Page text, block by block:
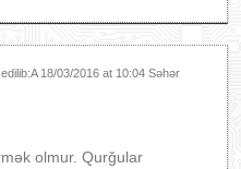
18/03/2016 at 10:04 Səhər
olmur. Qurğular